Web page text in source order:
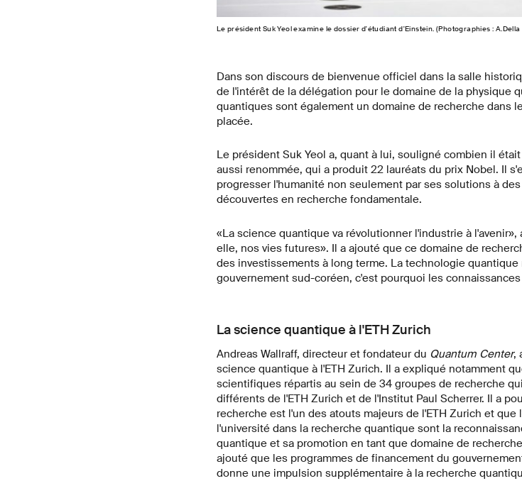
Le président Suk Yeol examine le dossier d'étudiant d'Einstein. (Photographies :
Dans son discours de bienvenue officiel dans la salle
de l'intérêt de la délégation pour le domaine de la physique
quantiques sont également un domaine de recherche dans
placée.
Le président Suk Yeol a, quant à lui, souligné combien il
aussi renommée, qui a produit 22 lauréats du prix Nobel. Il
progresser l'humanité non seulement par ses solutions à
découvertes en recherche fondamentale.
«La science quantique va révolutionner l'industrie à
elle, nos vies futures». Il a ajouté que ce domaine de
des investissements à long terme. La technologie
gouvernement sud-coréen, c'est pourquoi les
La science quantique à l'ETH Zurich
Andreas Wallraff, directeur et fondateur du Quantum Center,
science quantique à l'ETH Zurich. Il a expliqué notamment
scientifiques répartis au sein de 34 groupes de recherche
différents de l'ETH Zurich et de l'Institut Paul Scherrer. Il a
recherche est l'un des atouts majeurs de l'ETH Zurich et
l'université dans la recherche quantique sont la
quantique et sa promotion en tant que domaine de
ajouté que les programmes de financement du
donne une impulsion supplémentaire à la recherche